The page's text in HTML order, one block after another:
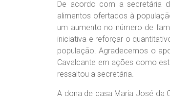
De acordo com a secretária
alimentos ofertados à
um aumento no número de
iniciativa e reforçar o
população. Agradecemos o
Cavalcante em ações como
ressaltou a secretária.
A dona de casa Maria José da